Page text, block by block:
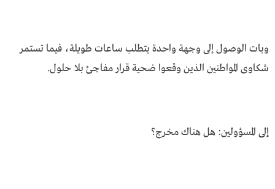
وبات الوصول إلى وجهة واحدة يتطلب ساعات طويلة، فيما تستمر
شكاوى المواطنين الذين وقعوا ضحية قرار مفاجئ بلا حلول.
إلى المسؤولين: هل هناك مخرج؟